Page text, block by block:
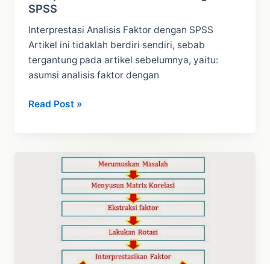
SPSS
Interprestasi Analisis Faktor dengan SPSS
Artikel ini tidaklah berdiri sendiri, sebab
tergantung pada artikel sebelumnya, yaitu:
asumsi analisis faktor dengan
Interprestasi
Read Post »